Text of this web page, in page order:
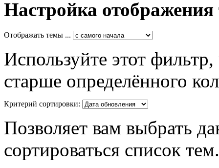
Настройка отображения
Отображать темы ...
Используйте этот
старше определённого
Критерий сортировки:
Позволяет вам выбрать
сортироваться список тем.